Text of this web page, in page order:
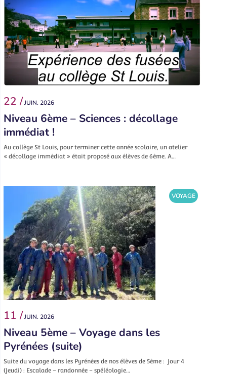
22 /JUIN. 2026
Niveau 6ème – Sciences : décollage
immédiat !
Au collège St Louis, pour terminer cette année scolaire, un atelier
« décollage immédiat » était proposé aux élèves de 6ème. A…
VOYAGE
11 /JUIN. 2026
Niveau 5ème – Voyage dans les
Pyrénées (suite)
Suite du voyage dans les Pyrénées de nos élèves de 5ème : Jour 4
(Jeudi) : Escalade – randonnée – spéléologie…